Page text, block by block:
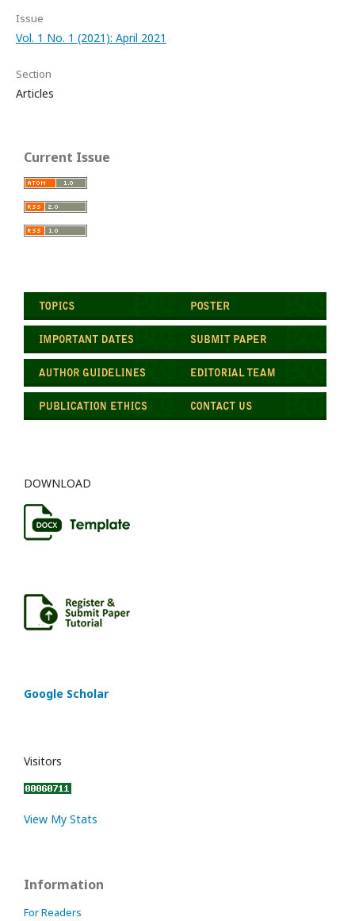
Issue
Vol. 1 No. 1 (2021): April 2021
Section
Articles
Current Issue
DOWNLOAD
Google Scholar
Visitors
View My Stats
Information
For Readers